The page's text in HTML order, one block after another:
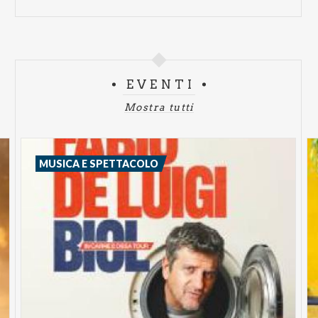
Quando Belle, giovane donna dall’animo puro e
gentile, varca casualmente la porta del suo castello,
ricordo del volto della principessa che il potente
sortilegio aveva cancellato per sempre.
Ma l’amore dovrà affrontare l’inganno, l’invidia e la
brama di Miguel, deciso a conquistare Belle a
qualunque costo. Tra mistero, magia e passione
torna a vivere una fiaba senza tempo e senza età,
dove nulla è come sembra e dove solo l’amore
autentico può cambiare il destino.
EVENTI
Mostra tutti
MUSICA E SPETTACOLO